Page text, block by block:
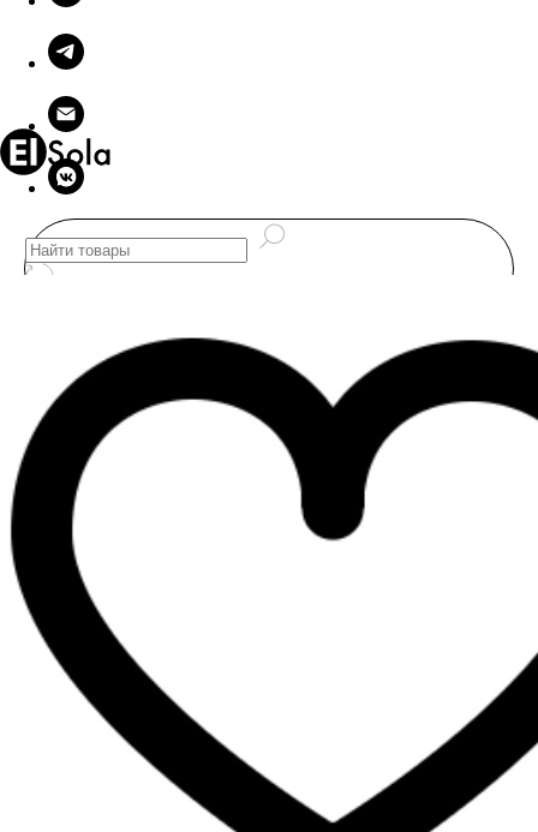
Видеосвет
Yongnuo
Aputure
PL-300М
Софтбокс
LS-300S
Godox
Ulanzi
NanLite
ADDwing